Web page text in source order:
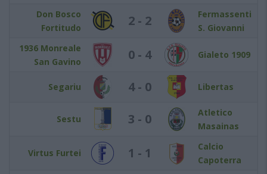
Don Bosco
Fortitudo
2 - 2
Fermassenti
S. Giovanni
1936 Monreale
San Gavino
0 - 4 Gialeto 1909
Segariu 4 - 0 Libertas
Sestu 3 - 0
Atletico
Masainas
Virtus Furtei 1 - 1
Calcio
Capoterra